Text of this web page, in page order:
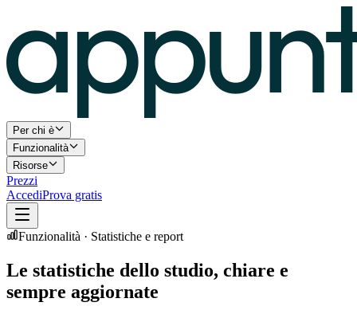
Per chi è
Funzionalità
Risorse
Prezzi
AccediProva gratis
Funzionalità · Statistiche e report
Le statistiche dello studio, chiare e
sempre aggiornate